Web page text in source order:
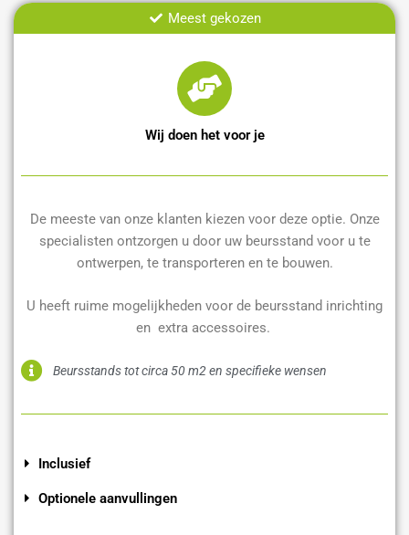
Meest gekozen
Wij doen het voor je
De meeste van onze klanten kiezen voor deze optie. Onze
specialisten ontzorgen u door uw beursstand voor u te
ontwerpen, te transporteren en te bouwen.
U heeft ruime mogelijkheden voor de beursstand inrichting
en extra accessoires.
Beursstands tot circa 50 m2 en specifieke wensen
Inclusief
Optionele aanvullingen